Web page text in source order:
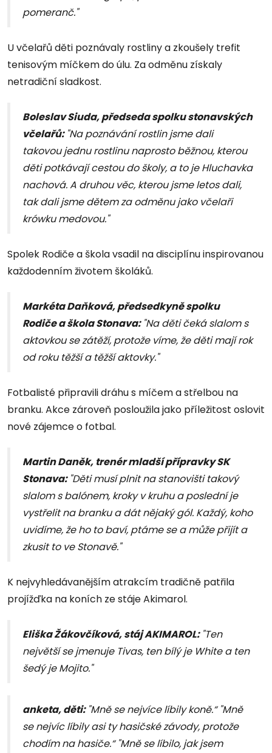
pomeranč."
U včelařů děti poznávaly rostliny a zkoušely trefit
tenisovým míčkem do úlu. Za odměnu získaly
netradiční sladkost.
Boleslav Siuda, předseda spolku stonavských
včelařů: "Na poznávání rostlin jsme dali
takovou jednu rostlinu naprosto běžnou, kterou
děti potkávají cestou do školy, a to je Hluchavka
nachová. A druhou věc, kterou jsme letos dali,
tak dali jsme dětem za odměnu jako včelaři
krówku medovou."
Spolek Rodiče a škola vsadil na disciplínu inspirovanou
každodenním životem školáků.
Markéta Daňková,předsedkyně spolku
Rodiče a škola Stonava: "Na děti čeká slalom s
aktovkou se zátěží, protože víme, že děti mají rok
od roku těžší a těžší aktovky."
Fotbalisté připravili dráhu s míčem a střelbou na
branku. Akce zároveň posloužila jako příležitost oslovit
nové zájemce o fotbal.
Martin Daněk, trenér mladší přípravky SK
Stonava: "Děti musí plnit na stanovišti takový
slalom s balónem, kroky v kruhu a poslední je
vystřelit na branku a dát nějaký gól. Každý, koho
uvidíme, že ho to baví, ptáme se a může přijít a
zkusit to ve Stonavě."
K nejvyhledávanějším atrakcím tradičně patřila
projížďka na koních ze stáje Akimarol.
Eliška Žákovčíková, stáj AKIMAROL: "Ten
největší se jmenuje Tivas, ten bílý je White a ten
šedý je Mojito."
anketa, děti: "Mně se nejvíce líbily koně.“ "Mně
se nejvíc líbily asi ty hasičské závody, protože
chodím na hasiče.“ "Mně se líbilo, jak jsem